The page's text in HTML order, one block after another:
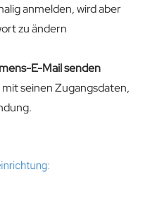
anmelden, wird aber
zu ändern
E-Mail senden
seinen Zugangsdaten,